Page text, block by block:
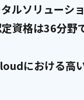
ルソリューシ
資格は36分野
における高